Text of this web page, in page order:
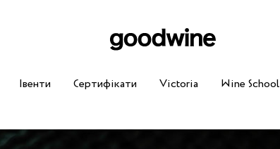
Івенти Сертифікати Victoria Wine School